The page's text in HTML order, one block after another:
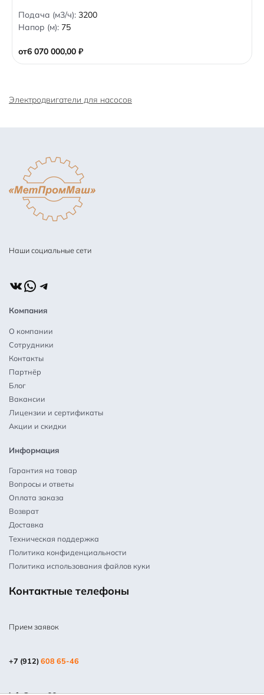
от6 070 000,00 ₽
0
o
u
f
5
Подача (м3/ч): 3200
Напор (м): 75
Электродвигатели для насосов
Наши социальные сети
ВКонтакте
WhatsApp
Telegram
Компания
О компании
Сотрудники
Контакты
Партнёр
Блог
Вакансии
Лицензии и сертификаты
Акции и скидки
Информация
Гарантия на товар
Вопросы и ответы
Оплата заказа
Возврат
Доставка
Техническая поддержка
Политика конфиденциальности
Политика использования файлов куки
Контактные телефоны
Прием заявок
+7 (912)608 65-46